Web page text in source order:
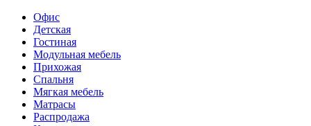
Офис
Детская
Гостиная
Модульная мебель
Прихожая
Спальня
Мягкая мебель
Матрасы
Распродажа